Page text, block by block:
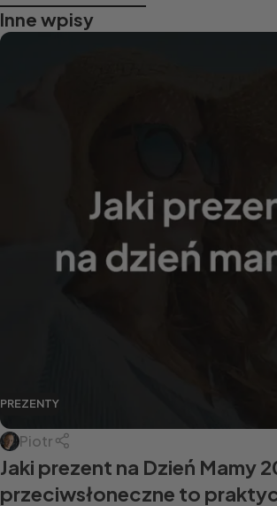
Inne wpisy
PREZENTY
Piotr
Jaki prezent na Dzień Mamy
przeciwsłoneczne to